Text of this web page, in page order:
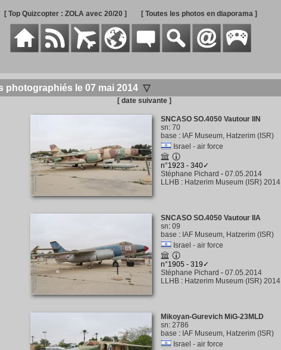
[ Top Quizcopter : ZOLA avec 20/20 ] [ Toutes les photos en diaporama ]
photographiés le 07 mai 2014 ▽
[ date suivante ]
SNCASO SO.4050 Vautour IIN
sn: 70
base : IAF Museum, Hatzerim (ISR)
Israel - air force
n°1923 - 340✓
Stéphane Pichard - 07.05.2014
LLHB : Hatzerim Museum (ISR) 2014
SNCASO SO.4050 Vautour IIA
sn: 09
base : IAF Museum, Hatzerim (ISR)
Israel - air force
n°1905 - 319✓
Stéphane Pichard - 07.05.2014
LLHB : Hatzerim Museum (ISR) 2014
Mikoyan-Gurevich MiG-23MLD
sn: 2786
base : IAF Museum, Hatzerim (ISR)
Israel - air force